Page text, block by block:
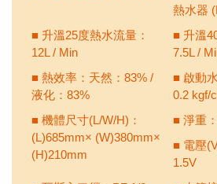
熱水器
■ 升溫25度熱水流量：
12L / Min
■ 升溫
7.5L /
■ 熱效率：天然：83% /
液化：83%
■ 啟動
0.2 kgf/
■ 機體尺寸(L/W/H)：
(L)685mm× (W)380mm×
(H)210mm
■ 淨重
■ 電壓
1.5V